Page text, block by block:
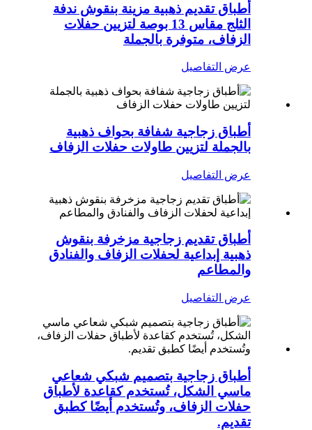
أطباق تقديم ذهبية مزينة بنقوش ندفة
الثلج مقاس 13 بوصة لتزيين حفلات
الزفاف، متوفرة بالجملة
عرض التفاصيل
أطباق زجاجية شفافة بحواف ذهبية
بالجملة لتزيين طاولات حفلات الزفاف
عرض التفاصيل
أطباق تقديم زجاجية مزخرفة بنقوش
ذهبية إبداعية لحفلات الزفاف والفنادق
والمطاعم
عرض التفاصيل
أطباق زجاجية بتصميم شبكي شعاعي
ماسي الشكل، تُستخدم كقاعدة لأطباق
حفلات الزفاف، وتُستخدم أيضًا كطبق
تقديم.